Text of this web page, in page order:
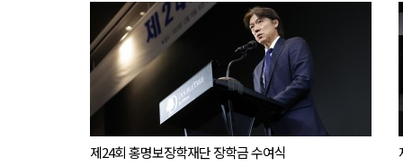
제24회 홍명보장학재단 장학금 수여식